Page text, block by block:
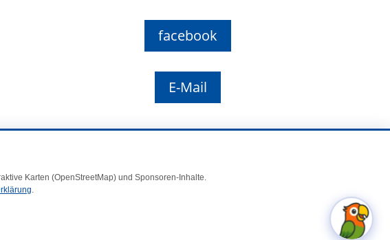
facebook
E-Mail
GbR
Karten (OpenStreetMap) und Sponsoren-Inhalte.
.